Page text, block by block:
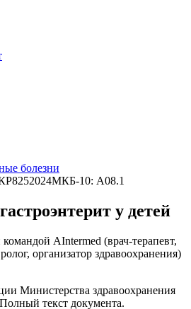
болезни
2024МКБ-10: A08.1
у детей
AIntermed (врач-терапевт,
организатор здравоохранения)
Министерства здравоохранения
текст документа.